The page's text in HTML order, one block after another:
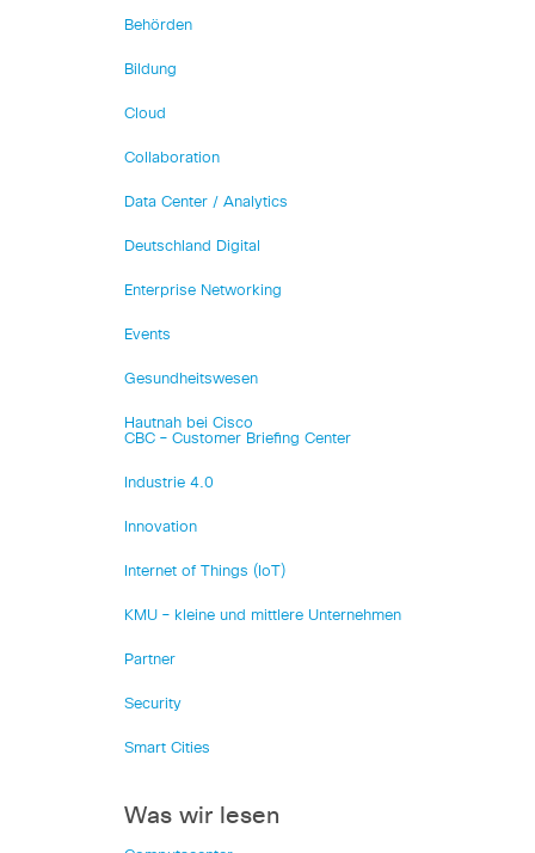
Behörden
Bildung
Cloud
Collaboration
Data Center / Analytics
Deutschland Digital
Enterprise Networking
Events
Gesundheitswesen
Hautnah bei Cisco
CBC – Customer Briefing Center
Industrie 4.0
Innovation
Internet of Things (IoT)
KMU – kleine und mittlere Unternehmen
Partner
Security
Smart Cities
Was wir lesen